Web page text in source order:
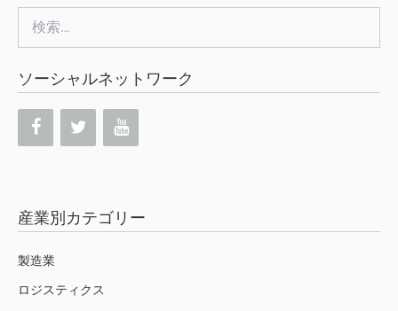
索:
ソーシャルネットワーク
産業別カテゴリー
製造業
ロジスティクス